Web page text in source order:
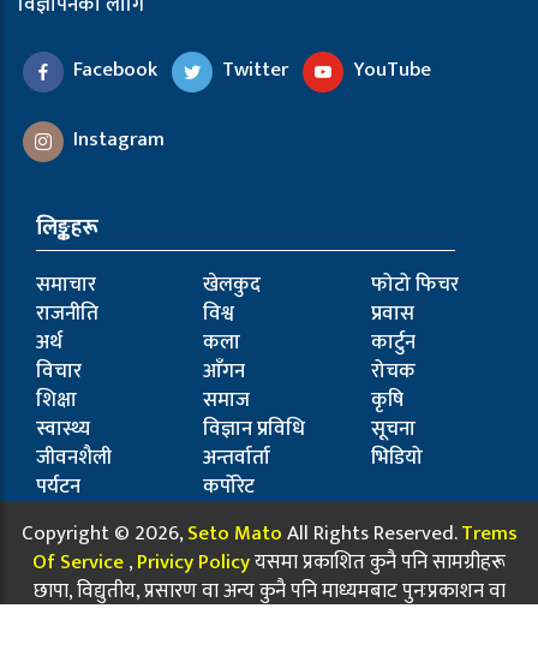
Facebook
Twitter YouTube
Instagram
लिङ्कहरू
समाचार
राजनीति
अर्थ
विचार
शिक्षा
स्वास्थ्य
जीवनशैली
पर्यटन
खेलकुद
विश्व
कला
आँगन
समाज
विज्ञान प्रविधि
अन्तर्वार्ता
कर्पोरेट
फोटो फिचर
प्रवास
कार्टुन
रोचक
कृषि
सूचना
भिडियो
Copyright © 2026,Seto MatoAll Rights Reserved.Trems
Of Service,Privicy Policyयसमा प्रकाशित कुनै पनि सामग्रीहरू
छापा, विद्युतीय, प्रसारण वा अन्य कुनै पनि माध्यमबाट पुनःप्रकाशन वा